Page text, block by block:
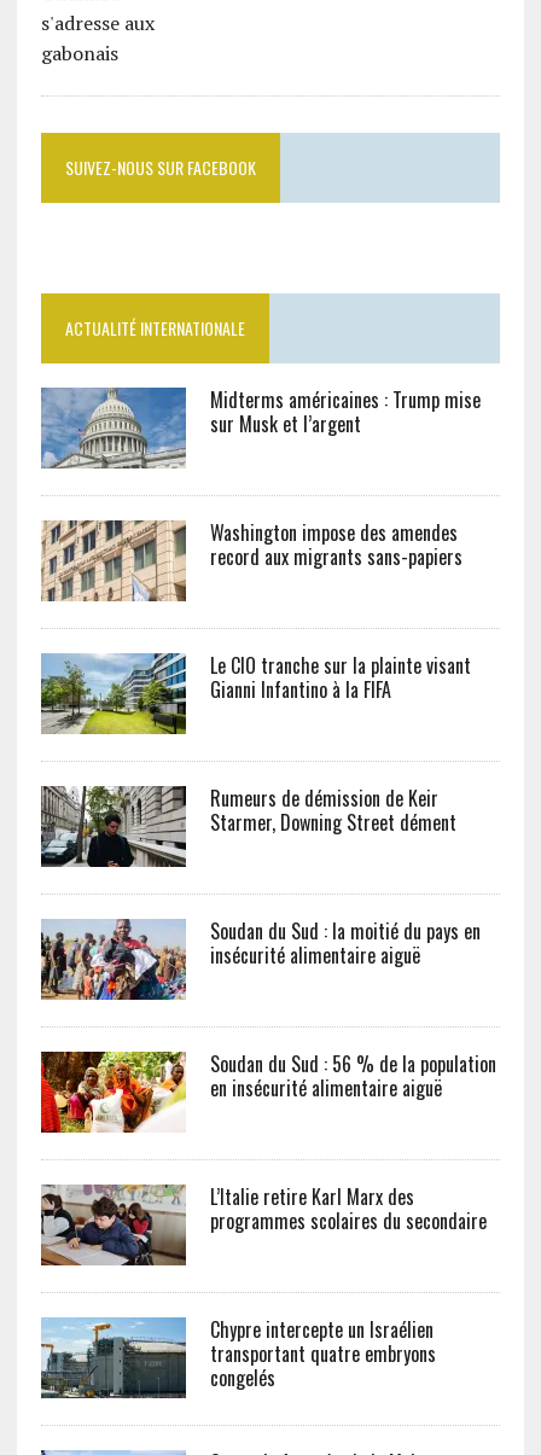
SUIVEZ-NOUS SUR FACEBOOK
ACTUALITÉ INTERNATIONALE
Midterms américaines : Trump mise
sur Musk et l’argent
Washington impose des amendes
record aux migrants sans-papiers
Le CIO tranche sur la plainte visant
Gianni Infantino à la FIFA
Rumeurs de démission de Keir
Starmer, Downing Street dément
Soudan du Sud : la moitié du pays en
insécurité alimentaire aiguë
Soudan du Sud : 56 % de la population
en insécurité alimentaire aiguë
L’Italie retire Karl Marx des
programmes scolaires du secondaire
Chypre intercepte un Israélien
transportant quatre embryons
congelés